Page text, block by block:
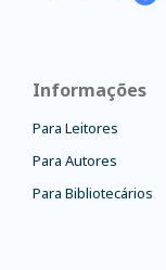
Informações
Para Leitores
Para Autores
Para Bibliotecários